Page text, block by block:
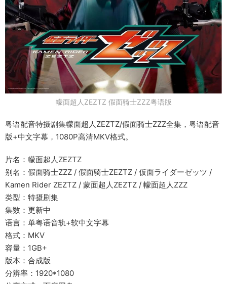
幪面超人ZEZTZ 假面骑士ZZZ粤语版
粤语配音特摄剧集幪面超人ZEZTZ/假面骑士ZZZ全集，粤语配音
版+中文字幕，1080P高清MKV格式。
片名：幪面超人ZEZTZ
别名：假面骑士ZZZ / 假面骑士ZEZTZ / 仮面ライダーゼッツ /
Kamen Rider ZEZTZ / 蒙面超人ZEZTZ / 幪面超人ZZZ
类型：特摄剧集
集数：更新中
语言：单粤语音轨+软中文字幕
格式：MKV
容量：1GB+
版本：合成版
分辨率：1920*1080